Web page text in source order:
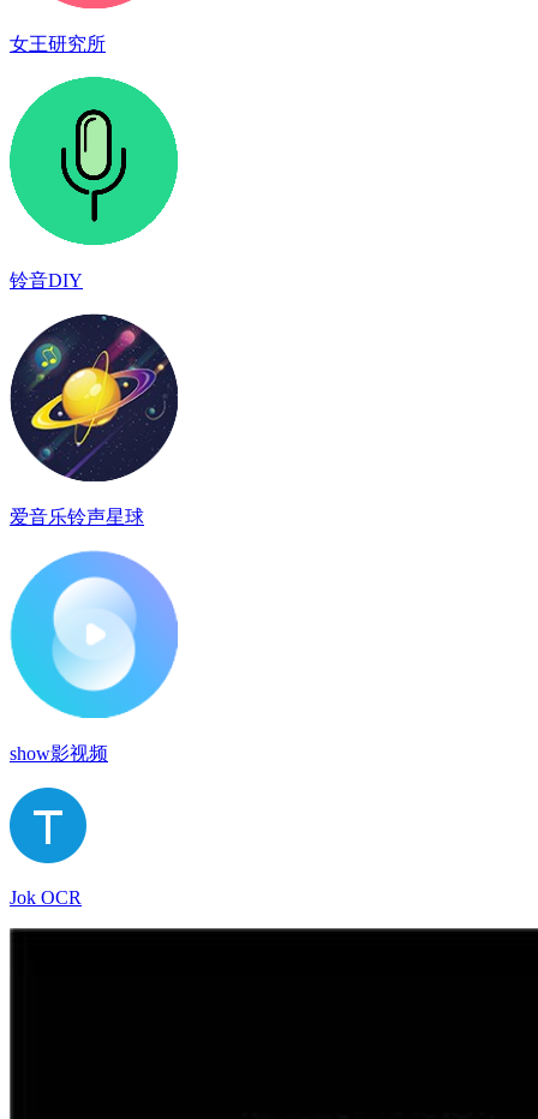
女王研究所
铃音DIY
爱音乐铃声星球
show影视频
Jok OCR